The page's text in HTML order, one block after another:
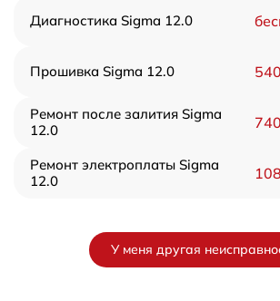
Диагностика Sigma 12.0
Прошивка Sigma 12.0
Ремонт после залития Sigma
12.0
Ремонт электроплаты Sigma
12.0
У меня другая